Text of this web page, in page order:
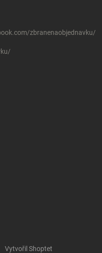
zbranenaobjednavku/
Vytvořil Shoptet